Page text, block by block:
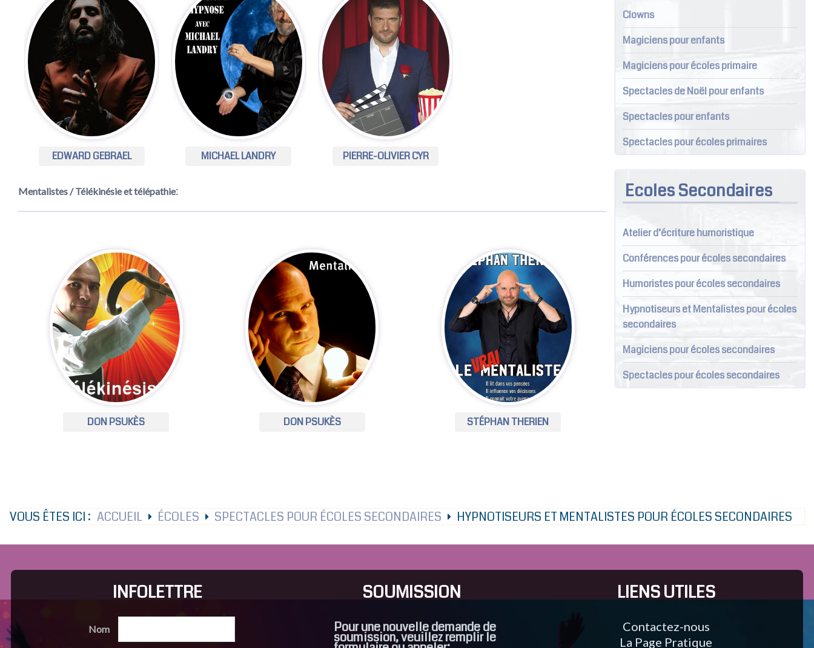
EDWARD GEBRAEL MICHAEL LANDRY PIERRE-OLIVIER CYR
Mentalistes / Télékinésie et télépathie:
DON PSUKÈS DON PSUKÈS STÉPHAN THERIEN
Clowns
Magiciens pour enfants
Magiciens pour écoles primaire
Spectacles de Noël pour enfants
Spectacles pour enfants
Spectacles pour écoles primaires
Ecoles Secondaires
Atelier d’écriture humoristique
Conférences pour écoles secondaires
Humoristes pour écoles secondaires
Hypnotiseurs et Mentalistes pour écoles
secondaires
Magiciens pour écoles secondaires
Spectacles pour écoles secondaires
VOUS ÊTES ICI : ACCUEIL ÉCOLES SPECTACLES POUR ÉCOLES SECONDAIRES HYPNOTISEURS ET MENTALISTES POUR ÉCOLES SECONDAIRES
INFOLETTRE
Nom
SOUMISSION
Pour une nouvelle demande de
soumission, veuillez remplir le
LIENS UTILES
Contactez-nous
La Page Pratique